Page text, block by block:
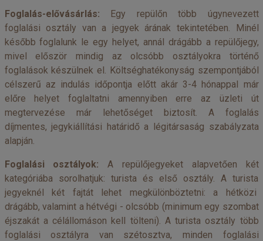
Foglalás-elővásárlás: Egy repülőn több úgynevezett
foglalási osztály van a jegyek árának tekintetében. Minél
később foglalunk le egy helyet, annál drágább a repülőjegy,
mivel először mindig az olcsóbb osztályokra történő
foglalások készülnek el. Költséghatékonyság szempontjából
célszerű az indulás időpontja előtt akár 3-4 hónappal már
előre helyet foglaltatni amennyiben erre az üzleti út
megtervezése már lehetőséget biztosít. A foglalás
díjmentes, jegykiállítási határidő a légitársaság szabályzata
alapján.
Foglalási osztályok: A repülőjegyeket alapvetően két
kategóriába sorolhatjuk: turista és első osztály. A turista
jegyeknél két fajtát lehet megkülönböztetni: a hétközi
drágább, valamint a hétvégi - olcsóbb (minimum egy szombat
éjszakát a célállomáson kell tölteni). A turista osztály több
foglalási osztályra van szétosztva, minden foglalási